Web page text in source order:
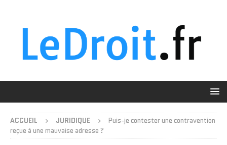
ACCUEIL JURIDIQUE
Puis-je contester une contravention
reçue à une mauvaise adresse ?